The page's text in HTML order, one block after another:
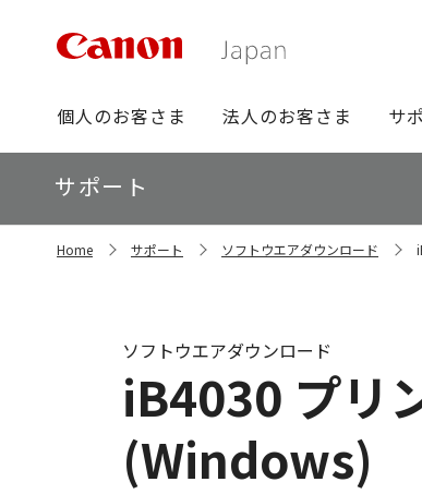
グ
ロ
ー
バ
ビ
個人のお客さま 法人のお客さま サ
ロ
ー
カ
ル
サポート
Home サポート ソフトウエアダウンロード
iB4030 プリ
(Windows)
ソフトウエアダウンロード